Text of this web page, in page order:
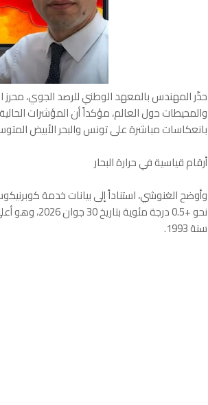
حذّر المهندس بالمعهد الوطني للرصد الجوي، محرز
والمحيطات حول العالم، مؤكداً أن المؤشرات
بانعكاسات مباشرة على تونس والبحر الأبيض
أرقام قياسية في حرارة البحار
وأوضح الغنوشي، استناداً إلى بيانات خدمة
نحو +0.5
سنة 1993.